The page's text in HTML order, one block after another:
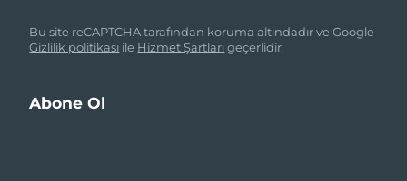
Bu site reCAPTCHA tarafından koruma altındadır ve Google
Gizlilik politikası ile Hizmet Şartlarıgeçerlidir.